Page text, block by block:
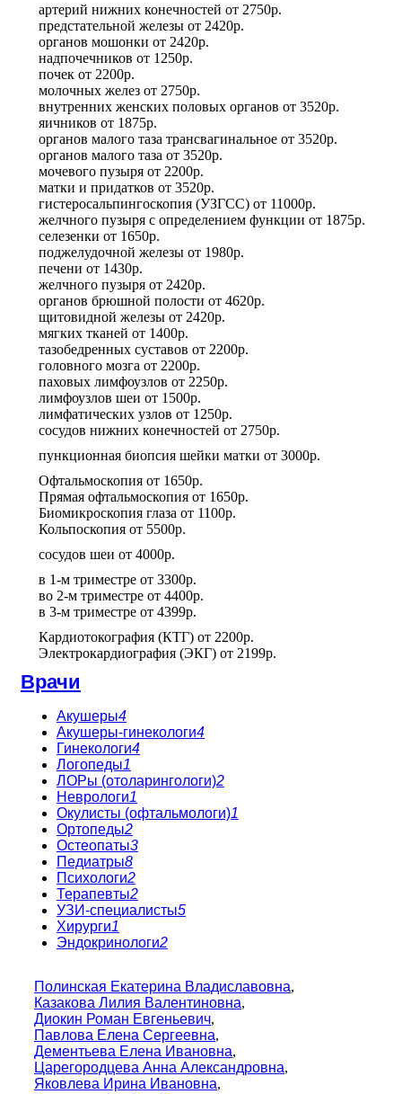
артерий нижних конечностей от 2750р.
предстательной железы от 2420р.
органов мошонки от 2420р.
надпочечников от 1250р.
почек от 2200р.
молочных желез от 2750р.
внутренних женских половых органов от 3520р.
яичников от 1875р.
органов малого таза трансвагинальное от 3520р.
органов малого таза от 3520р.
мочевого пузыря от 2200р.
матки и придатков от 3520р.
гистеросальпингоскопия (УЗГСС) от 11000р.
желчного пузыря с определением функции от 1875р.
селезенки от 1650р.
поджелудочной железы от 1980р.
печени от 1430р.
желчного пузыря от 2420р.
органов брюшной полости от 4620р.
щитовидной железы от 2420р.
мягких тканей от 1400р.
тазобедренных суставов от 2200р.
головного мозга от 2200р.
паховых лимфоузлов от 2250р.
лимфоузлов шеи от 1500р.
лимфатических узлов от 1250р.
сосудов нижних конечностей от 2750р.
пункционная биопсия шейки матки от 3000р.
Офтальмоскопия от 1650р.
Прямая офтальмоскопия от 1650р.
Биомикроскопия глаза от 1100р.
Кольпоскопия от 5500р.
сосудов шеи от 4000р.
в 1-м триместре от 3300р.
во 2-м триместре от 4400р.
в 3-м триместре от 4399р.
Кардиотокография (КТГ) от 2200р.
Электрокардиография (ЭКГ) от 2199р.
Врачи
Акушеры4
Акушеры-гинекологи4
Гинекологи4
Логопеды1
ЛОРы (отоларингологи)2
Неврологи1
Окулисты (офтальмологи)1
Ортопеды2
Остеопаты3
Педиатры8
Психологи2
Терапевты2
УЗИ-специалисты5
Хирурги1
Эндокринологи2
Полинская Екатерина Владиславовна,
Казакова Лилия Валентиновна,
Диокин Роман Евгеньевич,
Павлова Елена Сергеевна,
Дементьева Елена Ивановна,
Царегородцева Анна Александровна,
Яковлева Ирина Ивановна,